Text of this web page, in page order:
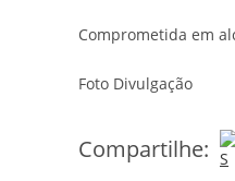
Comprometida em
Foto Divulgação
Compartilhe: